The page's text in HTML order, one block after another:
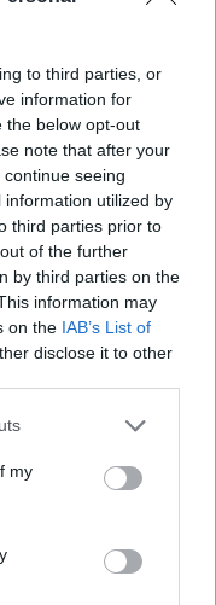
to third parties, or
information for
the below opt-out
note that after your
seeing
utilized by
third parties prior to
of the further
by third parties on the
information may
on the IAB’s List of
disclose it to other
one or more Google
You may click to
third-party tags to
in below Google
my
τράπεζες
σευπηρεσίες
επενδυτικά
για
αλλά
. Η
καθώς η
πολλαπλών
τους
των ελληνικών
την οποία οι
τις επενδύσεις